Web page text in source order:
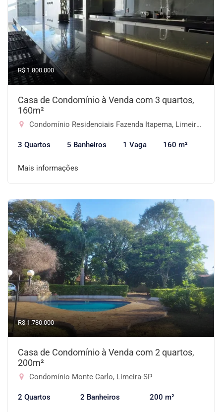
R$ 1.800.000
Casa de Condomínio à Venda com 3 quartos,
160m²
Condomínio Residenciais Fazenda Itapema, Limeira-SP
3 Quartos 5 Banheiros 1 Vaga 160 m²
Mais informações
R$ 1.780.000
Casa de Condomínio à Venda com 2 quartos,
200m²
Condomínio Monte Carlo, Limeira-SP
2 Quartos 2 Banheiros 200 m²